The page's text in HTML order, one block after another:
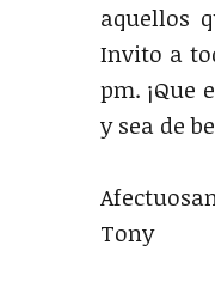
aquellos
Invito a
pm. ¡Que
y sea de
Tony